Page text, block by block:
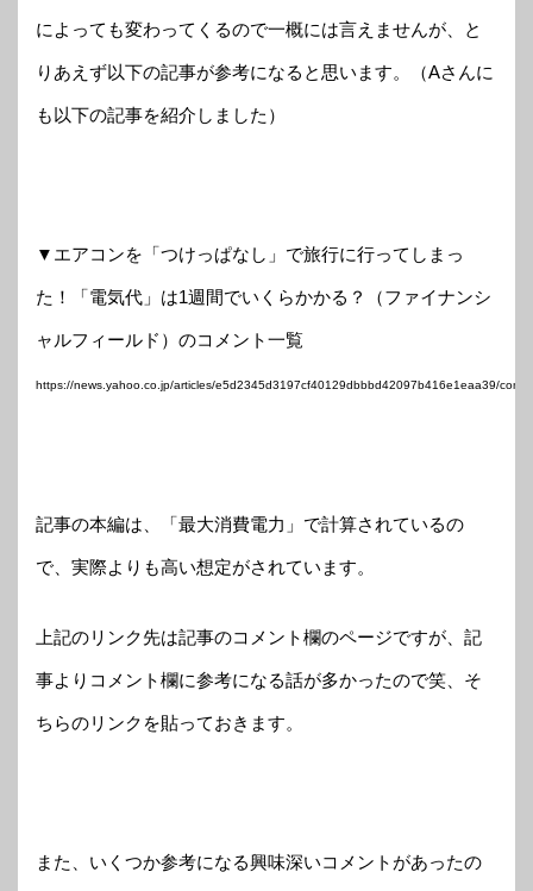
によっても変わってくるので一概には言えませんが、と
りあえず以下の記事が参考になると思います。（Aさんに
も以下の記事を紹介しました）
▼エアコンを「つけっぱなし」で旅行に行ってしまっ
た！「電気代」は1週間でいくらかかる？（ファイナンシ
ャルフィールド）のコメント一覧
https://news.yahoo.co.jp/articles/e5d2345d3197cf40129dbbbd42097b416e1eaa39/
記事の本編は、「最大消費電力」で計算されているの
で、実際よりも高い想定がされています。
上記のリンク先は記事のコメント欄のページですが、記
事よりコメント欄に参考になる話が多かったので笑、そ
ちらのリンクを貼っておきます。
また、いくつか参考になる興味深いコメントがあったの